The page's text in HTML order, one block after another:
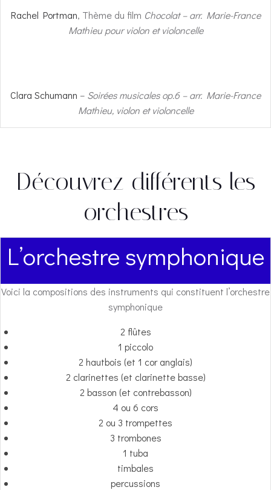
Rachel Portman, Thème du film Chocolat – arr. Marie-France
Mathieu pour violon et violoncelle
Clara Schumann – Soirées musicales op.6 – arr. Marie-France
Mathieu, violon et violoncelle
Découvrez différents les
orchestres
L’orchestre symphonique
Voici la compositions des instruments qui constituent l’orchestre
symphonique
2 flûtes
1 piccolo
2 hautbois (et 1 cor anglais)
2 clarinettes (et clarinette basse)
2 basson (et contrebasson)
4 ou 6 cors
2 ou 3 trompettes
3 trombones
1 tuba
timbales
percussions